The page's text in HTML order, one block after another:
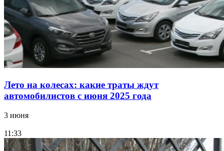
Лето на колесах: какие траты ждут
автомобилистов с июня 2025 года
3 июня
11:33